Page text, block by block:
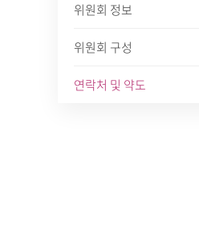
위원회 정보
위원회 구성
연락처 및 약도